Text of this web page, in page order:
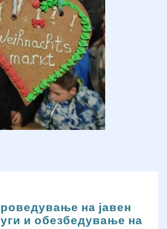
на јавен
и обезбедување на